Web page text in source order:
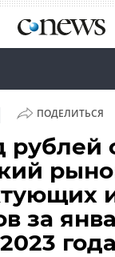
ПОДЕЛИТЬСЯ
рублей
за
года